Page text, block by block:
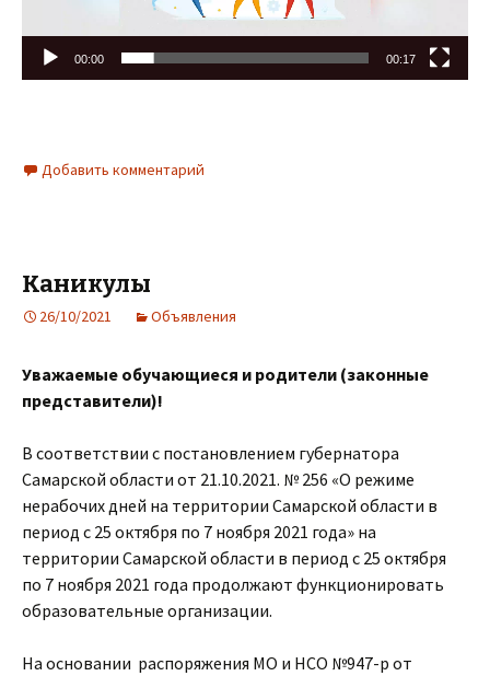
00:00 00:17
Добавить комментарий
Каникулы
26/10/2021 Объявления
Уважаемые обучающиеся и родители (законные
представители)!
В соответствии с постановлением губернатора
Самарской области от 21.10.2021. № 256 «О режиме
нерабочих дней на территории Самарской области в
период с 25 октября по 7 ноября 2021 года» на
территории Самарской области в период с 25 октября
по 7 ноября 2021 года продолжают функционировать
образовательные организации.
На основании распоряжения МО и НСО №947-р от